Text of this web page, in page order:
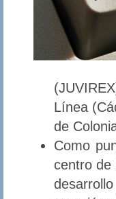
Línea
de
Como
centro de